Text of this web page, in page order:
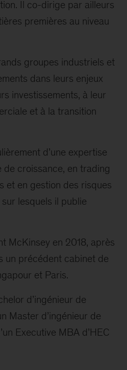
Il co-dirige par ailleurs
premières au niveau
groupes industriels et
dans leurs enjeux
investissements, à leur
et à la transition
d’une expertise
croissance, en trading
et en gestion des risques
lesquels il publie
McKinsey en 2018, après
un précédent cabinet de
et Paris.
d’ingénieur de
Master d’ingénieur de
Executive MBA d’HEC